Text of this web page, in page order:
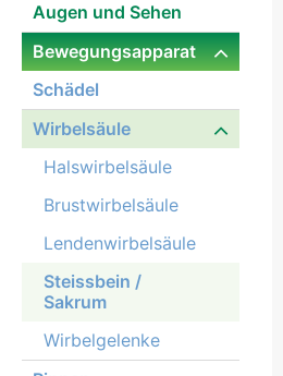
Augen und Sehen
Bewegungsapparat
Schädel
Wirbelsäule
Halswirbelsäule
Brustwirbelsäule
Lendenwirbelsäule
Steissbein /
Sakrum
Wirbelgelenke